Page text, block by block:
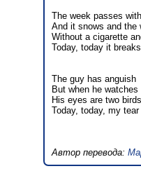
The week passes
And it snows and the
Without a cigarette
Today, today it
The guy has anguish
But when he
His eyes are two birds
Today, today, my tear
Автор перевода: